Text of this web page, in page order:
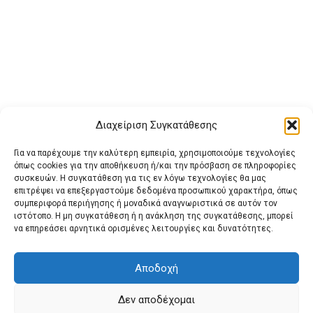
Διαχείριση Συγκατάθεσης
Για να παρέχουμε την καλύτερη εμπειρία, χρησιμοποιούμε τεχνολογίες
όπως cookies για την αποθήκευση ή/και την πρόσβαση σε πληροφορίες
συσκευών. Η συγκατάθεση για τις εν λόγω τεχνολογίες θα μας
επιτρέψει να επεξεργαστούμε δεδομένα προσωπικού χαρακτήρα, όπως
συμπεριφορά περιήγησης ή μοναδικά αναγνωριστικά σε αυτόν τον
ιστότοπο. Η μη συγκατάθεση ή η ανάκληση της συγκατάθεσης, μπορεί
να επηρεάσει αρνητικά ορισμένες λειτουργίες και δυνατότητες.
Αποδοχή
Δεν αποδέχομαι
Buy Adspace ΑΡΧΙΚΗ ΕΠΙΚΟΙΝΩΝΙΑ
ΟΡΟΙ ΧΡΗΣΗΣ